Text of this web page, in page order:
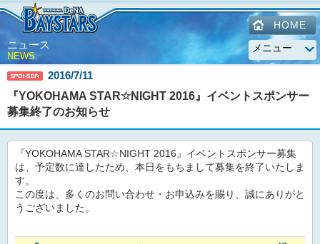
HOME
ニュース
NEWS
2016/7/11
『YOKOHAMA STAR☆NIGHT 2016』イベントスポンサー
募集終了のお知らせ
『YOKOHAMA STAR☆NIGHT 2016』イベントスポンサー募集
は、予定数に達したため、本日をもちまして募集を終了いたしま
す。
この度は、多くのお問い合わせ・お申込みを賜り、誠にありがと
うございました。